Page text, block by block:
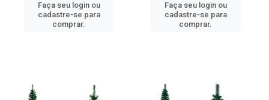
Faça seu login ou
cadastre-se para
comprar.
Faça seu login ou
cadastre-se para
comprar.